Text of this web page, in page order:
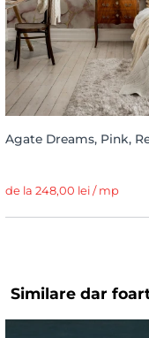
Agate Dreams, Pink,
de la 248,00 lei / mp
Similare dar